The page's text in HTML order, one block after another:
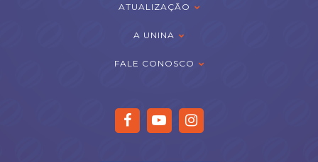
ATUALIZAÇÃO
A UNINA
FALE CONOSCO